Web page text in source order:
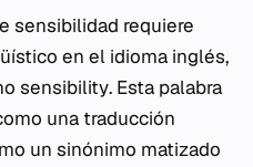
sensibilidad requiere
en el idioma inglés,
sensibility. Esta palabra
una traducción
un sinónimo matizado